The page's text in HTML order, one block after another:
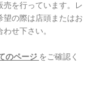
売を行っています。レ
望の際は店頭またはお
せ下さい。
のページ をご確認く